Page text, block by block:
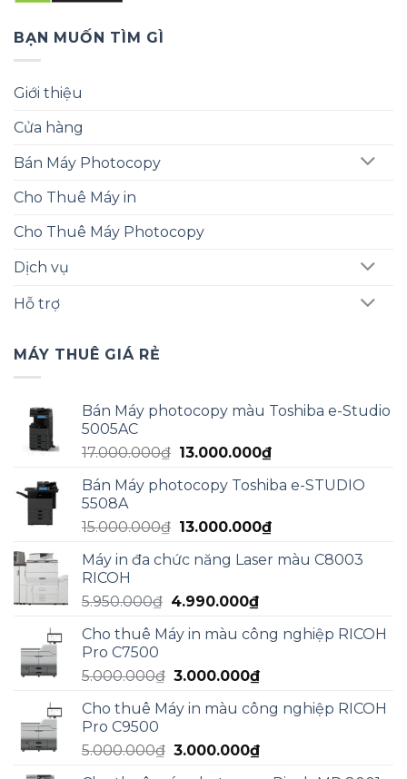
BẠN MUỐN TÌM GÌ
Giới thiệu
Cửa hàng
Bán Máy Photocopy
Cho Thuê Máy in
Cho Thuê Máy Photocopy
Dịch vụ
Hỗ trợ
MÁY THUÊ GIÁ RẺ
Bán Máy photocopy màu Toshiba e-Studio
5005AC
17.000.000₫ Giá
là:
13.000.000₫Giá
tại
13.000.000₫.
Bán Máy photocopy Toshiba e-STUDIO
5508A
15.000.000₫ Giá
là:
13.000.000₫Giá
tại
Máy in đa chức năng Laser màu C8003
RICOH
5.950.000₫ Giá
là:
4.990.000₫Giá
tại
4.990.000₫.
Cho thuê Máy in màu công nghiệp RICOH
Pro C7500
5.000.000₫ Giá
là:
3.000.000₫Giá
tại
3.000.000₫.
Cho thuê Máy in màu công nghiệp RICOH
Pro C9500
5.000.000₫ Giá
3.000.000₫Giá